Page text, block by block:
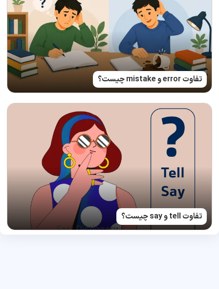
تفاوت error و mistake چیست؟
تفاوت tell و say چیست؟